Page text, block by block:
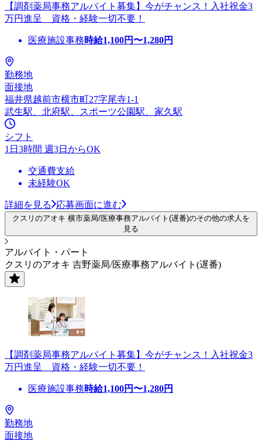
【調剤薬局事務アルバイト募集】今がチャンス！入社祝金3
万円進呈 資格・経験一切不要！
医療施設事務時給1,100円〜1,280円
勤務地
面接地
福井県越前市横市町27字尾寺1-1
武生駅、北府駅、スポーツ公園駅、家久駅
シフト
1日3時間 週3日からOK
交通費支給
未経験OK
詳細を見る 応募画面に進む
クスリのアオキ 横市薬局/医療事務アルバイト(遅番)のその他の求人を
見る
アルバイト・パート
クスリのアオキ 吉野薬局/医療事務アルバイト(遅番)
【調剤薬局事務アルバイト募集】今がチャンス！入社祝金3
万円進呈 資格・経験一切不要！
医療施設事務時給1,100円〜1,280円
勤務地
面接地